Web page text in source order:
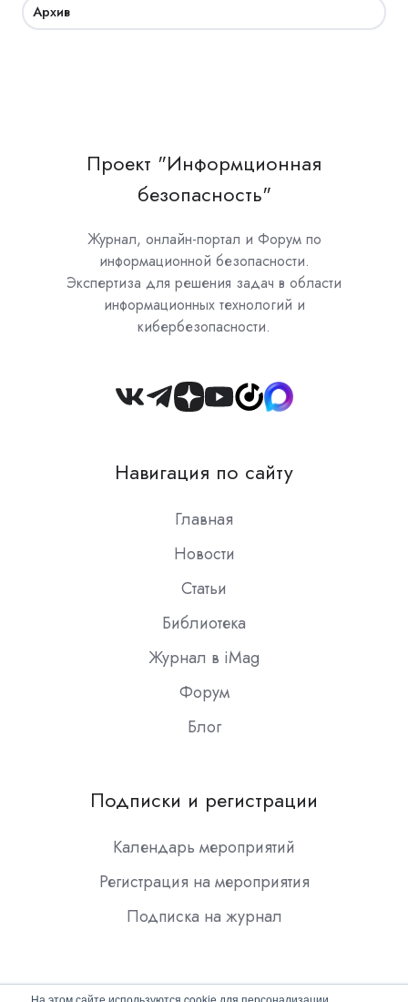
На этом сайте используются cookie для персонализации
Архив
Проект "Информционная
безопасность"
Журнал, онлайн-портал и Форум по
информационной безопасности.
Экспертиза для решения задач в области
информационных технологий и
кибербезопасности.
Join
Slack
Навигация по сайту
Главная
Новости
Статьи
Библиотека
Журнал в iMag
Форум
Блог
Подписки и регистрации
Календарь мероприятий
Регистрация на мероприятия
Подписка на журнал